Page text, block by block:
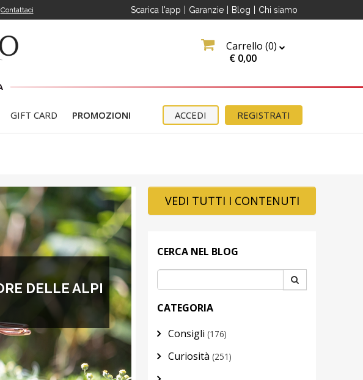
Contattaci Scarica l'app Garanzie Blog Chi siamo
Carrello (0)
€ 0,00
GIFT CARD PROMOZIONI REGISTRATI
ACCEDI
DELLE ALPI
VEDI TUTTI I CONTENUTI
CERCA NEL BLOG
CATEGORIA
Consigli (176)
Curiosità (251)
TUO
per la Newslettere